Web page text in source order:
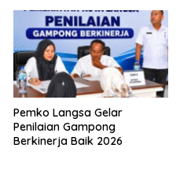
Pemko Langsa Gelar
Penilaian Gampong
Berkinerja Baik 2026